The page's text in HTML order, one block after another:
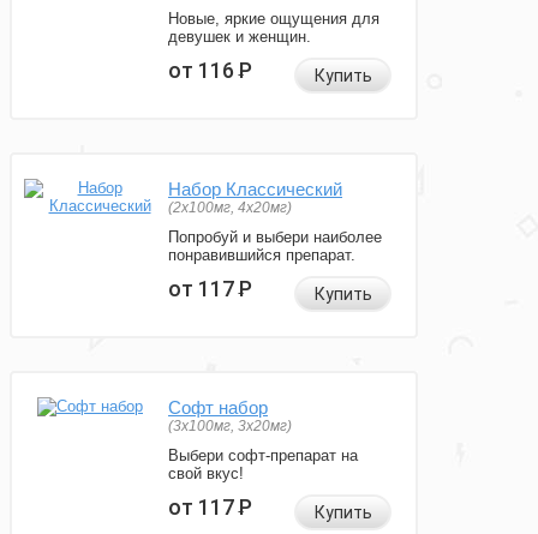
Новые, яркие ощущения для
девушек и женщин.
от 116Р Купить
Набор Классический
(2x100мг, 4x20мг)
Попробуй и выбери наиболее
понравившийся препарат.
от 117Р Купить
Софт набор
(3x100мг, 3x20мг)
Выбери софт-препарат на
свой вкус!
от 117Р Купить